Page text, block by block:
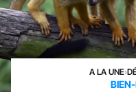
A LA UNE›